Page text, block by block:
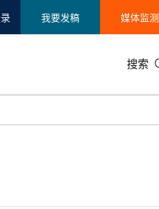
我要发稿 媒体监测
搜索